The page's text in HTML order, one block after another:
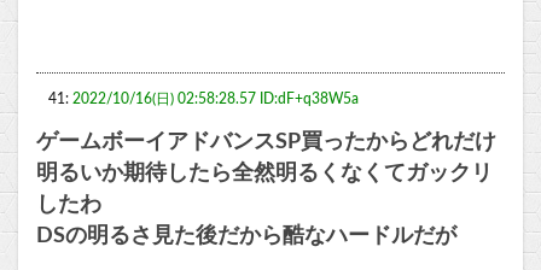
41: 2022/10/16(日) 02:58:28.57 ID:dF+q38W5a
ゲームボーイアドバンスSP買ったからどれだけ
明るいか期待したら全然明るくなくてガックリ
したわ
DSの明るさ見た後だから酷なハードルだが